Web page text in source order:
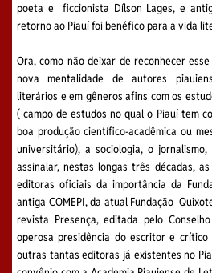
poeta e ficcionista Dílson Lages, e
retorno ao Piauí foi benéfico para a
Ora, como não deixar de reconhecer
nova mentalidade de autores
literários e em gêneros afins com os
( campo de estudos no qual o Piauí tem
boa produção científico-acadêmica ou
universitário), a sociologia, o
assinalar, nestas longas três décadas,
editoras oficiais da importância da
antiga COMEPI, da atual Fundação
revista Presença, editada pelo
operosa presidência do escritor e
outras tantas editoras já existentes no